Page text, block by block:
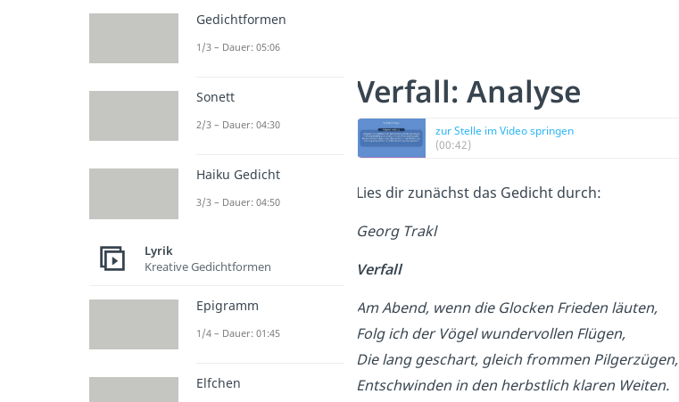
Verfall: Analyse
zur Stelle im Video springen
(00:42)
Lies dir zunächst das Gedicht durch:
Georg Trakl
Verfall
Am Abend, wenn die Glocken Frieden läuten,
Folg ich der Vögel wundervollen Flügen,
Die lang geschart, gleich frommen Pilgerzügen,
Entschwinden in den herbstlich klaren Weiten.
Gedichtformen
1/3 – Dauer: 05:06
Sonett
2/3 – Dauer: 04:30
Haiku Gedicht
3/3 – Dauer: 04:50
Lyrik
Kreative Gedichtformen
Epigramm
1/4 – Dauer: 01:45
Elfchen